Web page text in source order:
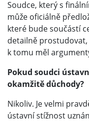
Soudce, který s
může oficiálně
které bude součástí
detailně prostudovat,
k tomu měl
Pokud soudci
okamžitě důchody?
Nikoliv. Je velmi
ústavní stížnost